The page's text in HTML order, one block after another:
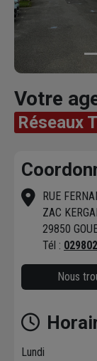
Votre
Réseaux
RUE
ZAC
29850
Tél :
Nous
Lundi